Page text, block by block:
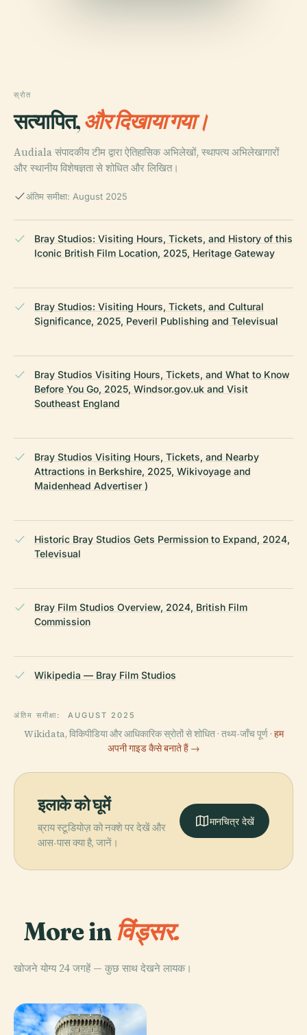
स्रोत
सत्यापित,और दिखाया गया।
Audiala संपादकीय टीम द्वारा ऐतिहासिक अभिलेखों, स्थापत्य अभिलेखागारों
और स्थानीय विशेषज्ञता से शोधित और लिखित।
अंतिम समीक्षा: August 2025
Bray Studios: Visiting Hours, Tickets, and History of this
Iconic British Film Location, 2025, Heritage Gateway
Bray Studios: Visiting Hours, Tickets, and Cultural
Significance, 2025, Peveril Publishing and Televisual
Bray Studios Visiting Hours, Tickets, and What to Know
Before You Go, 2025, Windsor.gov.uk and Visit
Southeast England
Bray Studios Visiting Hours, Tickets, and Nearby
Attractions in Berkshire, 2025, Wikivoyage and
Maidenhead Advertiser )
Historic Bray Studios Gets Permission to Expand, 2024,
Televisual
Bray Film Studios Overview, 2024, British Film
Commission
Wikipedia — Bray Film Studios
अंतिम समीक्षा: AUGUST 2025
Wikidata, विकिपीडिया और आधिकारिक स्रोतों से शोधित · तथ्य-जाँच पूर्ण · हम
अपनी गाइड कैसे बनाते हैं →
इलाके को घूमें
ब्राय स्टूडियोज़ को नक्शे पर देखें और
आस-पास क्या है, जानें।
मानचित्र देखें
More in विंड्सर.
खोजने योग्य 24 जगहें — कुछ साथ देखने लायक।